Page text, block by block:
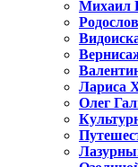
Михаил
Лариса
Олег